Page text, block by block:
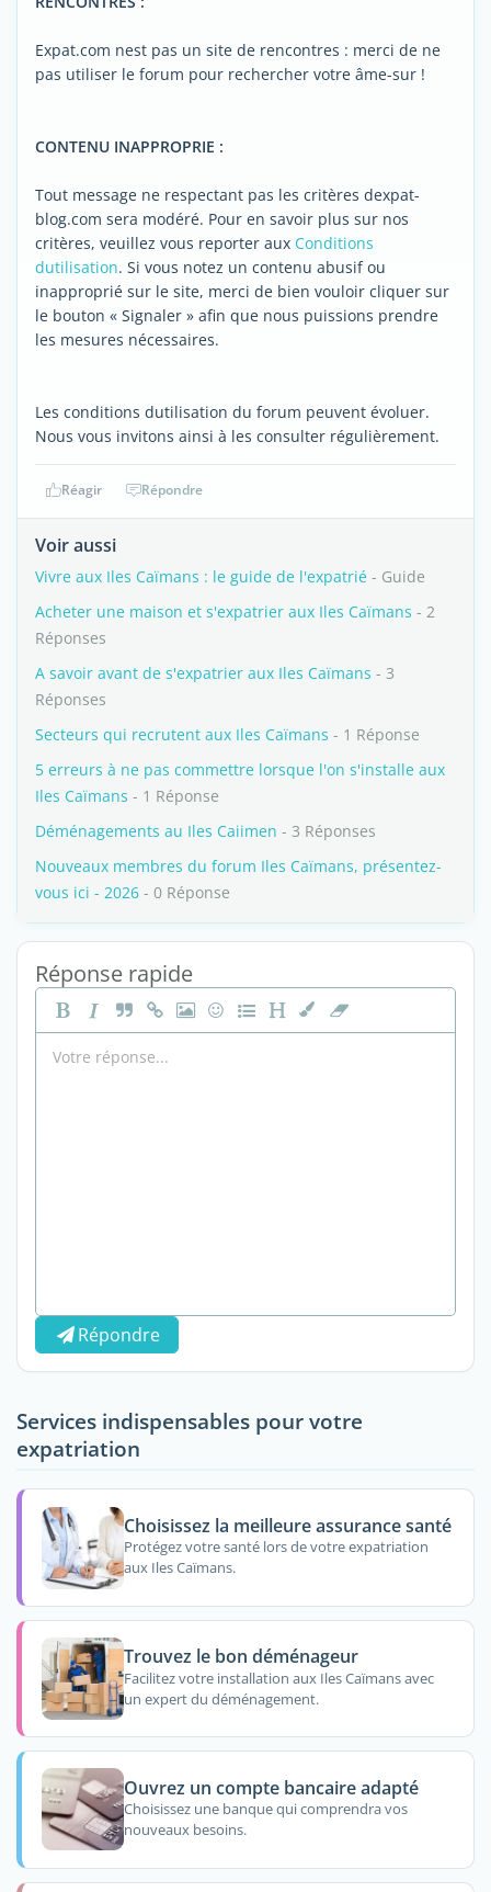
Expat.com nest pas un site de rencontres : merci de ne
pas utiliser le forum pour rechercher votre âme-sur !
CONTENU INAPPROPRIE :
Tout message ne respectant pas les critères dexpat-
blog.com sera modéré. Pour en savoir plus sur nos
critères, veuillez vous reporter aux Conditions
dutilisation. Si vous notez un contenu abusif ou
inapproprié sur le site, merci de bien vouloir cliquer sur
le bouton « Signaler » afin que nous puissions prendre
les mesures nécessaires.
Les conditions dutilisation du forum peuvent évoluer.
Nous vous invitons ainsi à les consulter régulièrement.
Réagir Répondre
Voir aussi
Vivre aux Iles Caïmans : le guide de l'expatrié - Guide
Acheter une maison et s'expatrier aux Iles Caïmans - 2
Réponses
A savoir avant de s'expatrier aux Iles Caïmans - 3
Réponses
Secteurs qui recrutent aux Iles Caïmans - 1 Réponse
5 erreurs à ne pas commettre lorsque l'on s'installe aux
Iles Caïmans - 1 Réponse
Déménagements au Iles Caiimen - 3 Réponses
Nouveaux membres du forum Iles Caïmans, présentez-
vous ici - 2026 - 0 Réponse
Réponse rapide
Répondre
Services indispensables pour votre
expatriation
Choisissez la meilleure assurance santé
Protégez votre santé lors de votre expatriation
aux Iles Caïmans.
Trouvez le bon déménageur
Facilitez votre installation aux Iles Caïmans avec
un expert du déménagement.
Ouvrez un compte bancaire adapté
Choisissez une banque qui comprendra vos
nouveaux besoins.